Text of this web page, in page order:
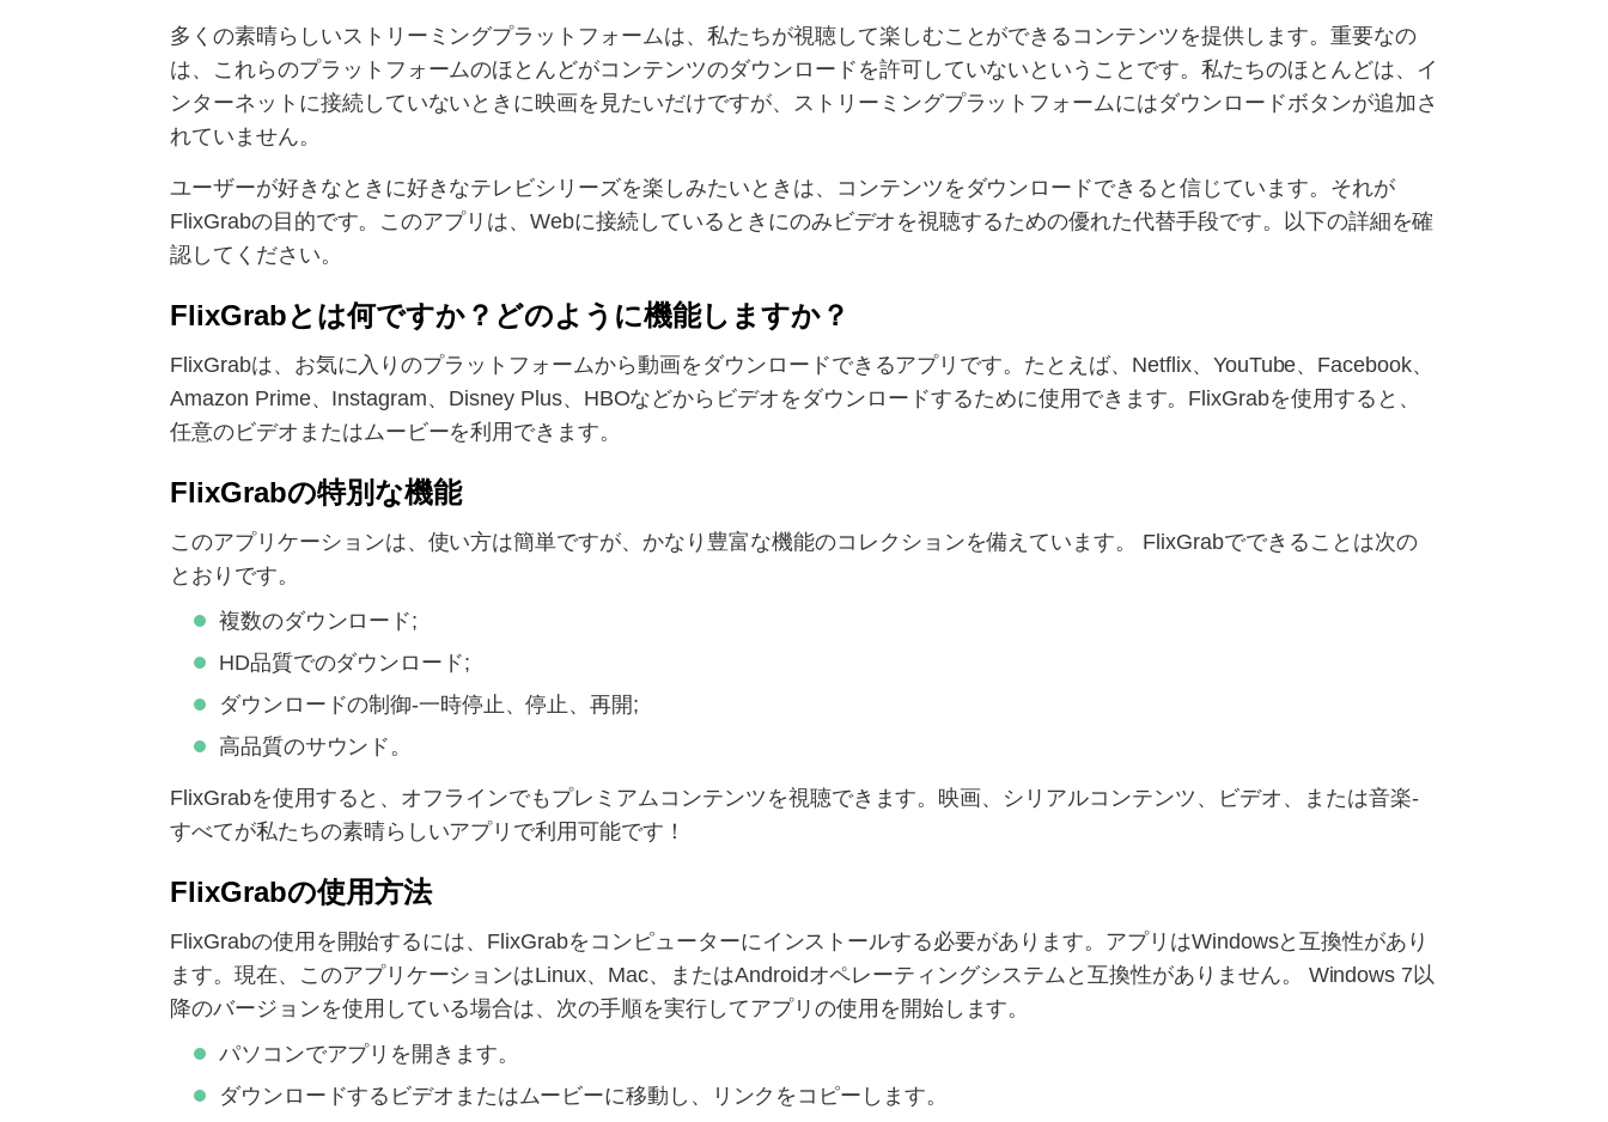
多くの素晴らしいストリーミングプラットフォームは、私たちが視聴して楽しむことができるコンテンツを提供します。重要なの
は、これらのプラットフォームのほとんどがコンテンツのダウンロードを許可していないということです。私たちのほとんどは、イ
ンターネットに接続していないときに映画を見たいだけですが、ストリーミングプラットフォームにはダウンロードボタンが追加さ
れていません。
ユーザーが好きなときに好きなテレビシリーズを楽しみたいときは、コンテンツをダウンロードできると信じています。それが
FlixGrabの目的です。このアプリは、Webに接続しているときにのみビデオを視聴するための優れた代替手段です。以下の詳細を確
認してください。
FlixGrabとは何ですか？どのように機能しますか？
FlixGrabは、お気に入りのプラットフォームから動画をダウンロードできるアプリです。たとえば、Netflix、YouTube、Facebook、
Amazon Prime、Instagram、Disney Plus、HBOなどからビデオをダウンロードするために使用できます。FlixGrabを使用すると、
任意のビデオまたはムービーを利用できます。
FlixGrabの特別な機能
このアプリケーションは、使い方は簡単ですが、かなり豊富な機能のコレクションを備えています。 FlixGrabでできることは次の
とおりです。
複数のダウンロード;
HD品質でのダウンロード;
ダウンロードの制御-一時停止、停止、再開;
高品質のサウンド。
FlixGrabを使用すると、オフラインでもプレミアムコンテンツを視聴できます。映画、シリアルコンテンツ、ビデオ、または音楽-
すべてが私たちの素晴らしいアプリで利用可能です！
FlixGrabの使用方法
FlixGrabの使用を開始するには、FlixGrabをコンピューターにインストールする必要があります。アプリはWindowsと互換性があり
ます。現在、このアプリケーションはLinux、Mac、またはAndroidオペレーティングシステムと互換性がありません。 Windows 7以
降のバージョンを使用している場合は、次の手順を実行してアプリの使用を開始します。
パソコンでアプリを開きます。
ダウンロードするビデオまたはムービーに移動し、リンクをコピーします。